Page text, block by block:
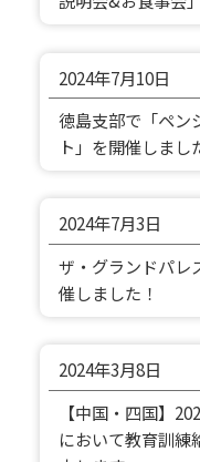
2024年7月10日
徳島支部で「ペン
ト」を開催しまし
2024年7月3日
ザ・グランドパレ
催しました！
2024年3月8日
【中国・四国】
において教育訓練